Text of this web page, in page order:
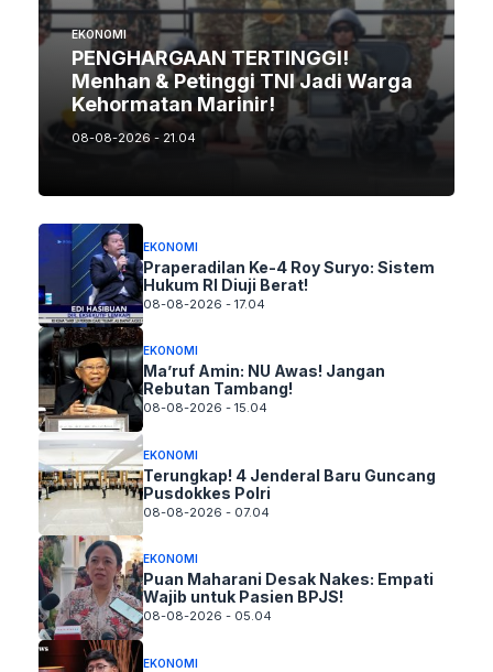
EKONOMI
PENGHARGAAN TERTINGGI!
Menhan & Petinggi TNI Jadi Warga
Kehormatan Marinir!
08-08-2026 - 21.04
EKONOMI
Praperadilan Ke-4 Roy Suryo: Sistem
Hukum RI Diuji Berat!
08-08-2026 - 17.04
EKONOMI
Ma’ruf Amin: NU Awas! Jangan
Rebutan Tambang!
08-08-2026 - 15.04
EKONOMI
Terungkap! 4 Jenderal Baru Guncang
Pusdokkes Polri
08-08-2026 - 07.04
EKONOMI
Puan Maharani Desak Nakes: Empati
Wajib untuk Pasien BPJS!
08-08-2026 - 05.04
EKONOMI